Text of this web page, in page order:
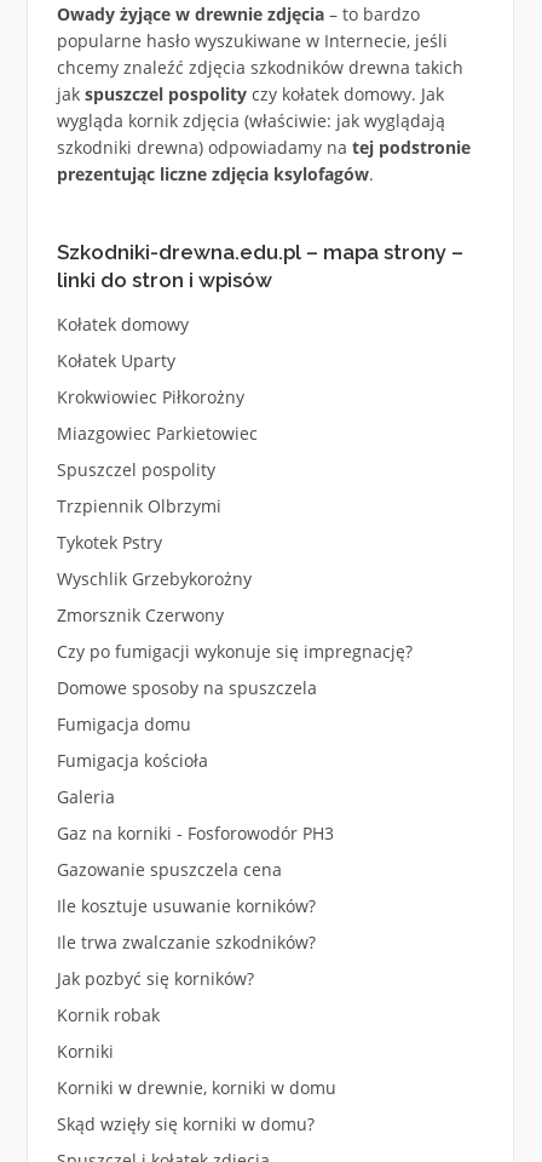
Owady żyjące w drewnie zdjęcia– to bardzo
popularne hasło wyszukiwane w Internecie, jeśli
chcemy znaleźć zdjęcia szkodników drewna takich
jak spuszczel pospolityczy kołatek domowy. Jak
wygląda kornik zdjęcia (właściwie: jak wyglądają
szkodniki drewna) odpowiadamy na tej podstronie
prezentując liczne zdjęcia ksylofagów.
Szkodniki-drewna.edu.pl – mapa strony –
linki do stron i wpisów
Kołatek domowy
Kołatek Uparty
Krokwiowiec Piłkorożny
Miazgowiec Parkietowiec
Spuszczel pospolity
Trzpiennik Olbrzymi
Tykotek Pstry
Wyschlik Grzebykorożny
Zmorsznik Czerwony
Czy po fumigacji wykonuje się impregnację?
Domowe sposoby na spuszczela
Fumigacja domu
Fumigacja kościoła
Galeria
Gaz na korniki - Fosforowodór PH3
Gazowanie spuszczela cena
Ile kosztuje usuwanie korników?
Ile trwa zwalczanie szkodników?
Jak pozbyć się korników?
Kornik robak
Korniki
Korniki w drewnie, korniki w domu
Skąd wzięły się korniki w domu?